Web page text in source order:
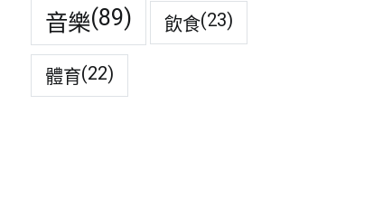
音樂(89) 飲食(23)
體育(22)